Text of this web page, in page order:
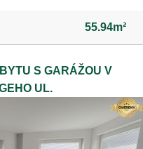
55.94m²
S GARÁŽOU V
UL.